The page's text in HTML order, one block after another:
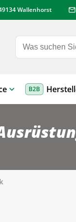
Wallenhorst mail
B2B